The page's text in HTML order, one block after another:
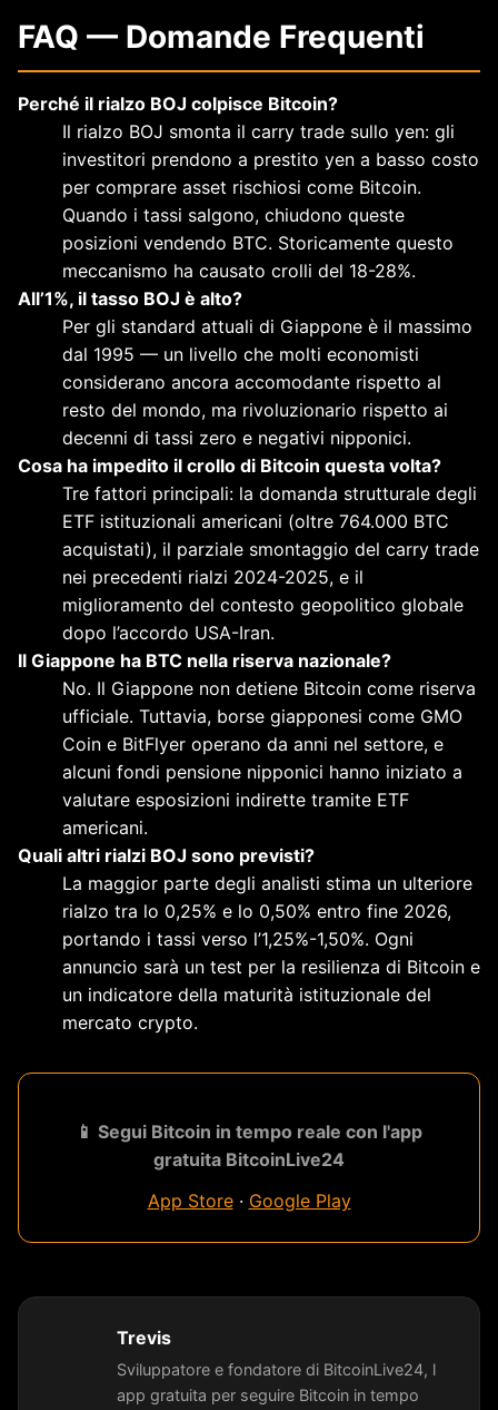
FAQ — Domande Frequenti
Perché il rialzo BOJ colpisce Bitcoin?
Il rialzo BOJ smonta il carry trade sullo yen: gli
investitori prendono a prestito yen a basso costo
per comprare asset rischiosi come Bitcoin.
Quando i tassi salgono, chiudono queste
posizioni vendendo BTC. Storicamente questo
meccanismo ha causato crolli del 18-28%.
All’1%, il tasso BOJ è alto?
Per gli standard attuali di Giappone è il massimo
dal 1995 — un livello che molti economisti
considerano ancora accomodante rispetto al
resto del mondo, ma rivoluzionario rispetto ai
decenni di tassi zero e negativi nipponici.
Cosa ha impedito il crollo di Bitcoin questa volta?
Tre fattori principali: la domanda strutturale degli
ETF istituzionali americani (oltre 764.000 BTC
acquistati), il parziale smontaggio del carry trade
nei precedenti rialzi 2024-2025, e il
miglioramento del contesto geopolitico globale
dopo l’accordo USA-Iran.
Il Giappone ha BTC nella riserva nazionale?
No. Il Giappone non detiene Bitcoin come riserva
ufficiale. Tuttavia, borse giapponesi come GMO
Coin e BitFlyer operano da anni nel settore, e
alcuni fondi pensione nipponici hanno iniziato a
valutare esposizioni indirette tramite ETF
americani.
Quali altri rialzi BOJ sono previsti?
La maggior parte degli analisti stima un ulteriore
rialzo tra lo 0,25% e lo 0,50% entro fine 2026,
portando i tassi verso l’1,25%-1,50%. Ogni
annuncio sarà un test per la resilienza di Bitcoin e
un indicatore della maturità istituzionale del
mercato crypto.
📱 Segui Bitcoin in tempo reale con l'app
gratuita BitcoinLive24
App Store· Google Play
Trevis
Sviluppatore e fondatore di BitcoinLive24, l
app gratuita per seguire Bitcoin in tempo